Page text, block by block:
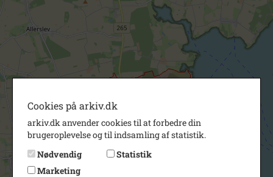
Cookies på arkiv.dk
arkiv.dk anvender cookies til at forbedre din
brugeroplevelse og til indsamling af statistik.
Nødvendig
Statistik
Marketing